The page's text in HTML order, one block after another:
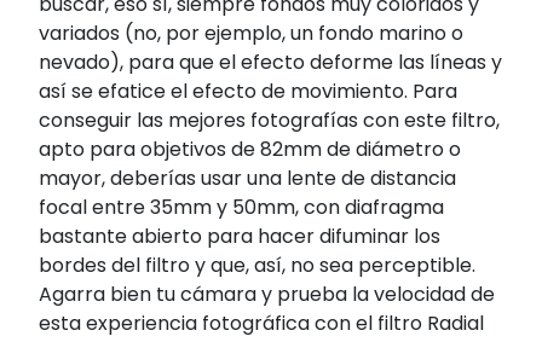
variados (no, por ejemplo, un fondo marino o
nevado), para que el efecto deforme las líneas y
así se efatice el efecto de movimiento. Para
conseguir las mejores fotografías con este filtro,
apto para objetivos de 82mm de diámetro o
mayor, deberías usar una lente de distancia
focal entre 35mm y 50mm, con diafragma
bastante abierto para hacer difuminar los
bordes del filtro y que, así, no sea perceptible.
Agarra bien tu cámara y prueba la velocidad de
esta experiencia fotográfica con el filtro Radial